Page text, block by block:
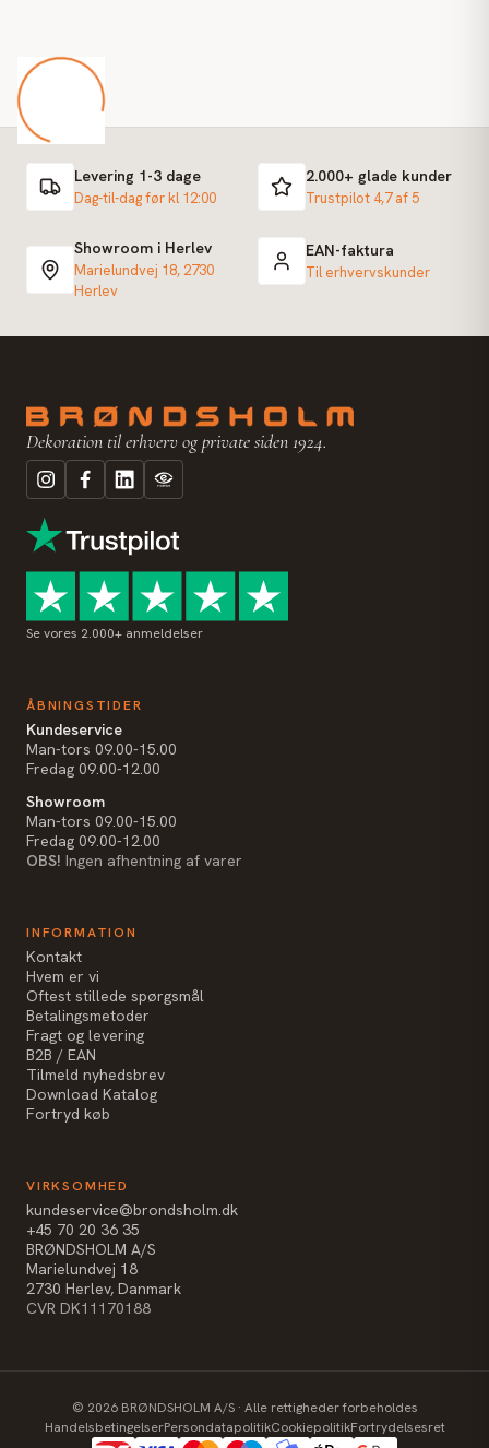
Levering 1-3 dage
Dag-til-dag før kl 12:00
2.000+ glade kunder
Trustpilot 4,7 af 5
Showroom i Herlev
Marielundvej 18, 2730
Herlev
EAN-faktura
Til erhvervskunder
Dekoration til erhverv og private siden 1924.
Se vores 2.000+ anmeldelser
ÅBNINGSTIDER
Kundeservice
Man-tors 09.00-15.00
Fredag 09.00-12.00
Showroom
Man-tors 09.00-15.00
Fredag 09.00-12.00
OBS! Ingen afhentning af varer
INFORMATION
Kontakt
Hvem er vi
Oftest stillede spørgsmål
Betalingsmetoder
Fragt og levering
B2B / EAN
Tilmeld nyhedsbrev
Download Katalog
Fortryd køb
VIRKSOMHED
kundeservice@brondsholm.dk
+45 70 20 36 35
BRØNDSHOLM A/S
Marielundvej 18
2730 Herlev, Danmark
CVR DK11170188
© 2026BRØNDSHOLM A/S · Alle rettigheder forbeholdes
HandelsbetingelserPersondatapolitikCookiepolitikFortrydelsesret